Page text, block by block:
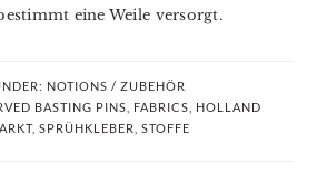
eine Weile versorgt.
NOTIONS / ZUBEHÖR
BASTING PINS FABRICS
HOLLAND
, SPRÜHKLEBER STOFFE